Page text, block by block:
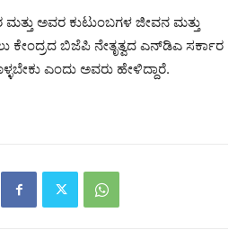
ಅವರ ಕುಟುಂಬಗಳ ಜೀವನ ಮತ್ತು
ಕೇಂದ್ರದ ಬಿಜೆಪಿ ನೇತೃತ್ವದ ಎನ್‌ಡಿಎ ಸರ್ಕಾರ
ಎಂದು ಅವರು ಹೇಳಿದ್ದಾರೆ.